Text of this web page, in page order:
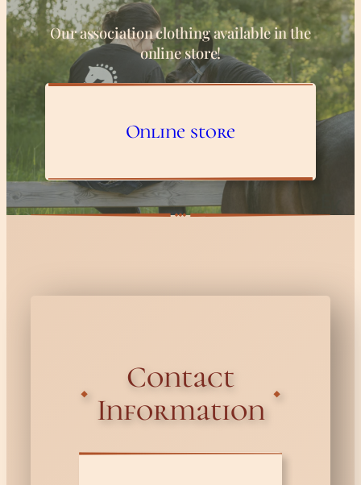
Our association clothing available in the
online store!
Online store
Contact
Information